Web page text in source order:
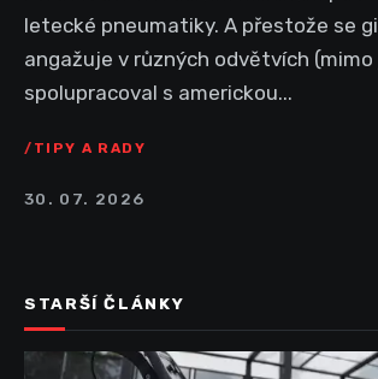
letecké pneumatiky. A přestože se
angažuje v různých odvětvích
spolupracoval s americkou...
TIPY A RADY
30. 07. 2026
STARŠÍ ČLÁNKY